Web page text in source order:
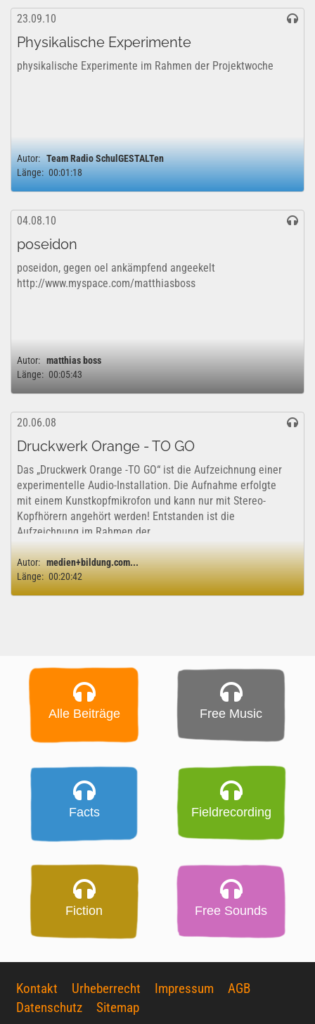
23.09.10
Physikalische Experimente
physikalische Experimente im Rahmen der Projektwoche
Autor: Team Radio SchulGESTALTen
Länge: 00:01:18
04.08.10
poseidon
poseidon, gegen oel ankämpfend angeekelt
http://www.myspace.com/matthiasboss
Autor: matthias boss
Länge: 00:05:43
20.06.08
Druckwerk Orange - TO GO
Das „Druckwerk Orange -TO GO“ ist die Aufzeichnung einer
experimentelle Audio-Installation. Die Aufnahme erfolgte
mit einem Kunstkopfmikrofon und kann nur mit Stereo-
Kopfhörern angehört werden! Entstanden ist die
Aufzeichnung im Rahmen der...
Autor: medien+bildung.com...
Länge: 00:20:42
Alle Beiträge Free Music
Facts Fieldrecording
Fiction Free Sounds
Kontakt Urheberrecht Impressum
AGB
Datenschutz
Sitemap